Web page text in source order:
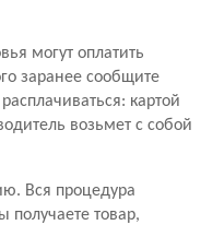
могут оплатить
заранее сообщите
картой
возьмет с собой
Вся процедура
получаете товар,